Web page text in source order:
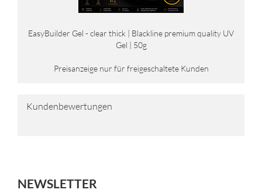
Ea­sy­Buil­der Gel - clear thick | Black­li­ne pre­mi­um qua­li­ty UV
Gel | 50g
Preisanzeige nur für freigeschaltete Kunden
Kundenbewertungen
NEWSLETTER